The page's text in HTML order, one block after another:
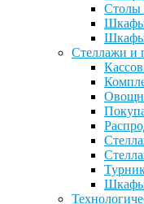
Столы
Шкафы
Шкафы
Стеллажи и
Шкафы